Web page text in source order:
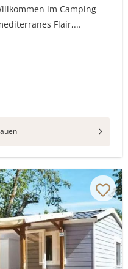
im Camping
Flair,...